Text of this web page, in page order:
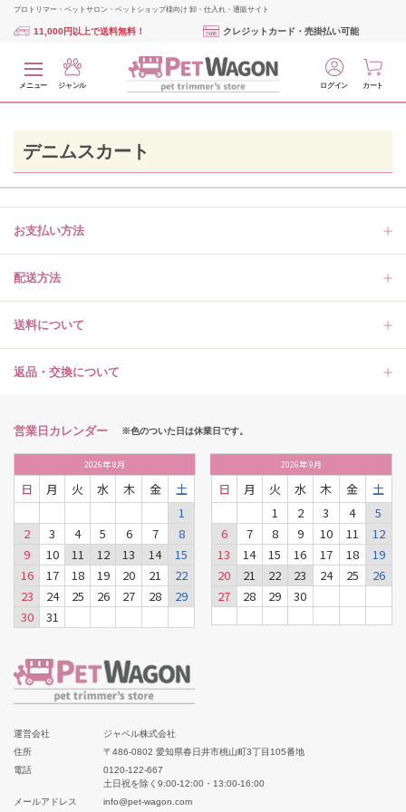
プロトリマー・ペットサロン・ペットショップ様向け 卸・仕入れ・通販サイト
11,000円以上で送料無料！ クレジットカード・売掛払い可能
メニュー ジャンル ログイン カート
デニムスカート
お支払い方法
配送方法
送料について
返品・交換について
営業日カレンダー ※色のついた日は休業日です。
2026年8月
日 月 火 水 木 金
土
1
2
3 4 5 6 7
8
9
10 11 12 13 14
15
16
17 18 19 20 21
22
23
24 25 26 27 28
29
30
31
2026年9月
日 月 火 水 木 金
土
1
2 3 4
5
6
7 8 9 10 11
12
13
14 15 16 17 18
19
20
21 22 23 24 25
26
27
28 29 30
運営会社
ジャペル株式会社
住所
〒486-0802 愛知県春日井市桃山町3丁目105番地
電話
0120-122-667
土日祝を除く9:00-12:00・13:00-16:00
メールアドレス
info@pet-wagon.com